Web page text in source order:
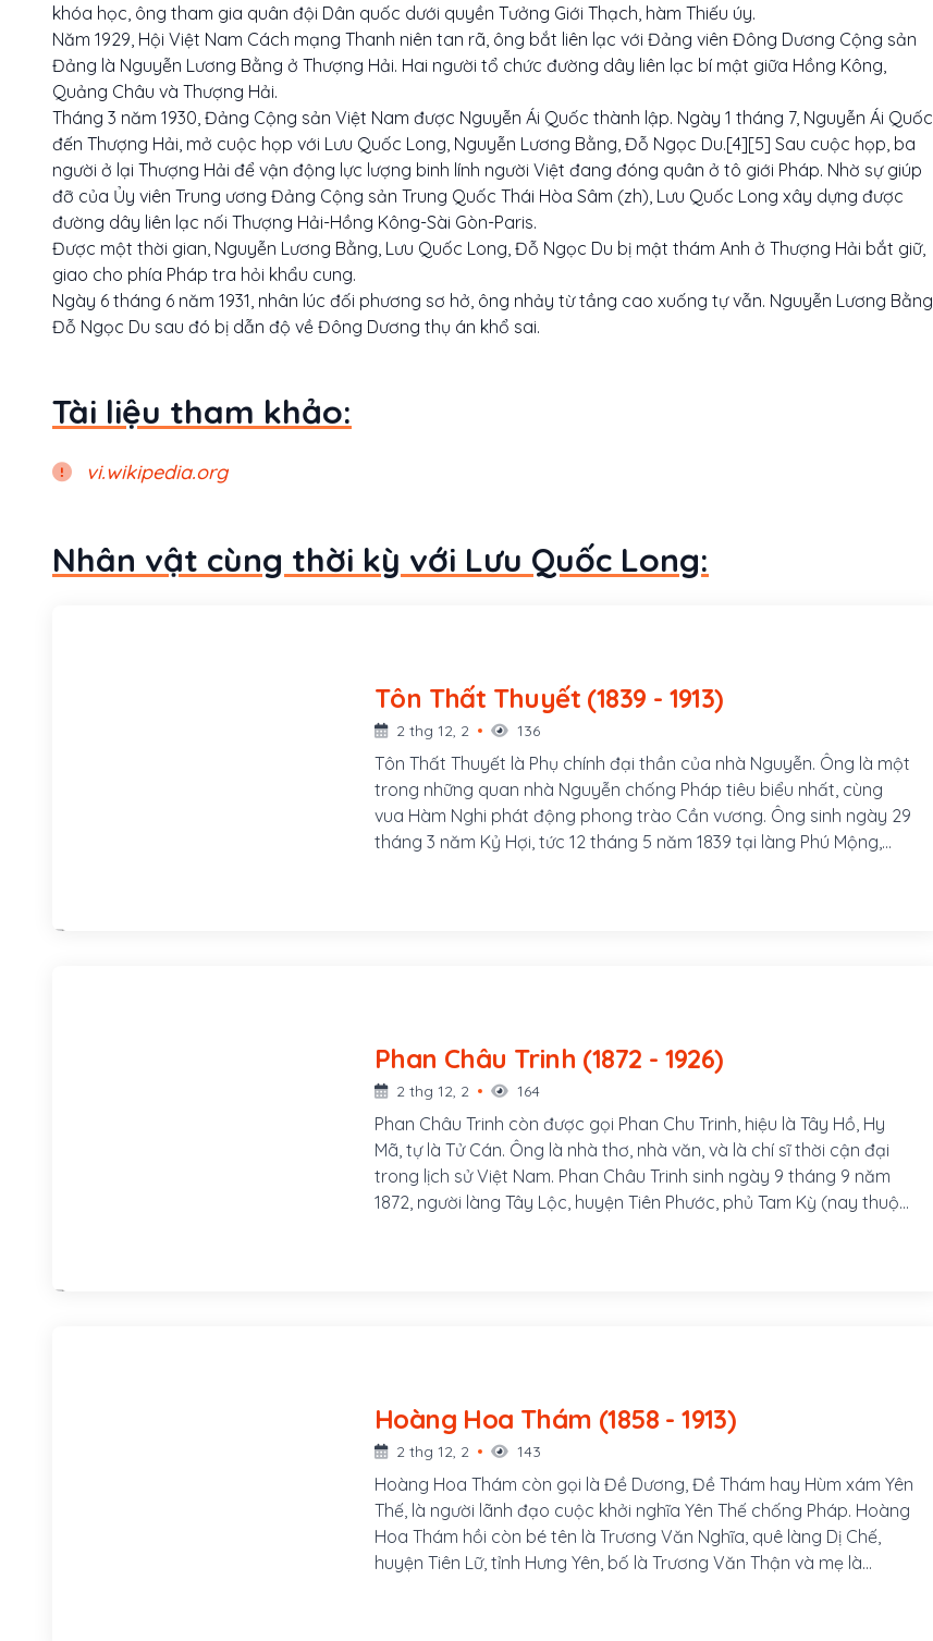
khóa học, ông tham gia quân đội Dân quốc dưới quyền Tưởng Giới Thạch, hàm Thiếu úy.
Năm 1929, Hội Việt Nam Cách mạng Thanh niên tan rã, ông bắt liên lạc với Đảng viên Đông Dương Cộng sản
Đảng là Nguyễn Lương Bằng ở Thượng Hải. Hai người tổ chức đường dây liên lạc bí mật giữa Hồng Kông,
Quảng Châu và Thượng Hải.
Tháng 3 năm 1930, Đảng Cộng sản Việt Nam được Nguyễn Ái Quốc thành lập. Ngày 1 tháng 7, Nguyễn Ái Quốc
đến Thượng Hải, mở cuộc họp với Lưu Quốc Long, Nguyễn Lương Bằng, Đỗ Ngọc Du.[4][5] Sau cuộc họp, ba
người ở lại Thượng Hải để vận động lực lượng binh lính người Việt đang đóng quân ở tô giới Pháp. Nhờ sự giúp
đỡ của Ủy viên Trung ương Đảng Cộng sản Trung Quốc Thái Hòa Sâm (zh), Lưu Quốc Long xây dựng được
đường dây liên lạc nối Thượng Hải-Hồng Kông-Sài Gòn-Paris.
Được một thời gian, Nguyễn Lương Bằng, Lưu Quốc Long, Đỗ Ngọc Du bị mật thám Anh ở Thượng Hải bắt giữ,
giao cho phía Pháp tra hỏi khẩu cung.
Ngày 6 tháng 6 năm 1931, nhân lúc đối phương sơ hở, ông nhảy từ tầng cao xuống tự vẫn. Nguyễn Lương Bằng,
Đỗ Ngọc Du sau đó bị dẫn độ về Đông Dương thụ án khổ sai.
Tài liệu tham khảo:
vi.wikipedia.org
Nhân vật cùng thời kỳ với Lưu Quốc Long:
Tôn Thất Thuyết (1839 - 1913)
2 thg 12, 2 136
Tôn Thất Thuyết là Phụ chính đại thần của nhà Nguyễn. Ông là một
trong những quan nhà Nguyễn chống Pháp tiêu biểu nhất, cùng
vua Hàm Nghi phát động phong trào Cần vương. Ông sinh ngày 29
tháng 3 năm Kỷ Hợi, tức 12 tháng 5 năm 1839 tại làng Phú Mộng,
Phan Châu Trinh (1872 - 1926)
2 thg 12, 2 164
Phan Châu Trinh còn được gọi Phan Chu Trinh, hiệu là Tây Hồ, Hy
Mã, tự là Tử Cán. Ông là nhà thơ, nhà văn, và là chí sĩ thời cận đại
trong lịch sử Việt Nam. Phan Châu Trinh sinh ngày 9 tháng 9 năm
1872, người làng Tây Lộc, huyện Tiên Phước, phủ Tam Kỳ (nay thuộc
Hoàng Hoa Thám (1858 - 1913)
2 thg 12, 2 143
Hoàng Hoa Thám còn gọi là Đề Dương, Đề Thám hay Hùm xám Yên
Thế, là người lãnh đạo cuộc khởi nghĩa Yên Thế chống Pháp. Hoàng
Hoa Thám hồi còn bé tên là Trương Văn Nghĩa, quê làng Dị Chế,
huyện Tiên Lữ, tỉnh Hưng Yên, bố là Trương Văn Thận và mẹ là